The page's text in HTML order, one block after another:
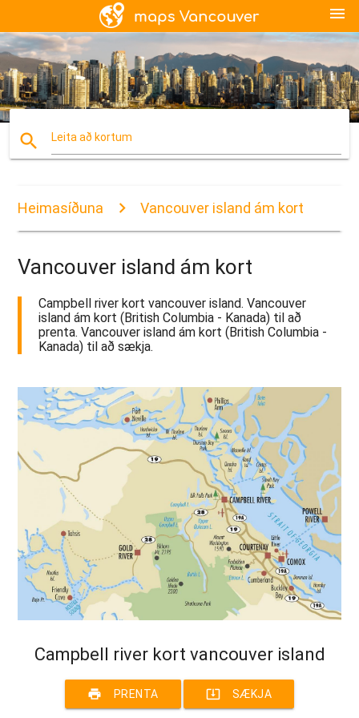
menu
search Leita að kortum
Heimasíðuna Vancouver island ám kort
Vancouver island ám kort
Campbell river kort vancouver island. Vancouver
island ám kort (British Columbia - Kanada) til að
prenta. Vancouver island ám kort (British Columbia -
Kanada) til að sækja.
Campbell river kort vancouver island
print PRENTA system_update_alt SÆKJA